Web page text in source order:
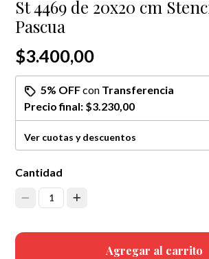
St 4469 de 20x20 cm
Pascua
$3.400,00
5% OFFcon Transferencia
Precio final: $3.230,00
Ver cuotas y descuentos
Cantidad
1
Agregar al carrito